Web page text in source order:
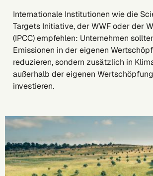
Internationale Institutionen wie die
Targets Initiative, der WWF oder der
(IPCC) empfehlen: Unternehmen
Emissionen in der eigenen
reduzieren, sondern zusätzlich in
außerhalb der eigenen
investieren.